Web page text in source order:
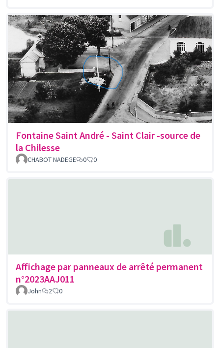
Fontaine Saint André - Saint Clair -source de
la Chilesse
CHABOT NADEGE 0 0
Affichage par panneaux de arrêté permanent
n°2023AAJ011
John 2 0